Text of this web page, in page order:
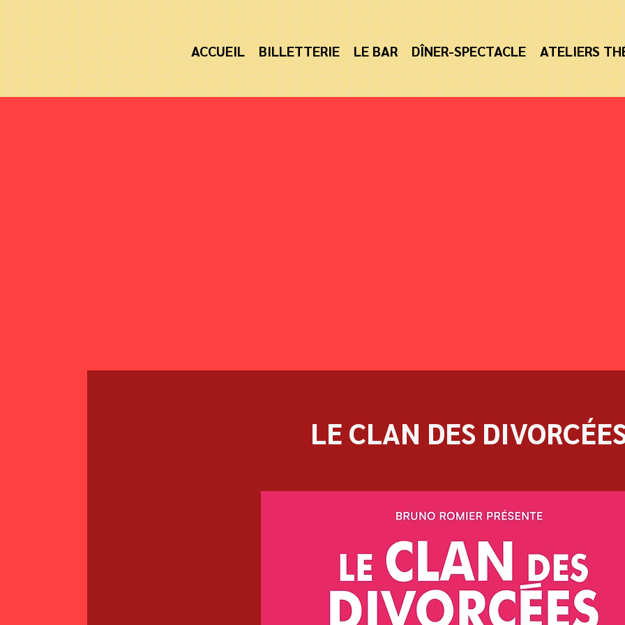
ACCUEIL BILLETTERIE LE BAR DÎNER-SPECTACLE ATELIERS
LE CLAN DES